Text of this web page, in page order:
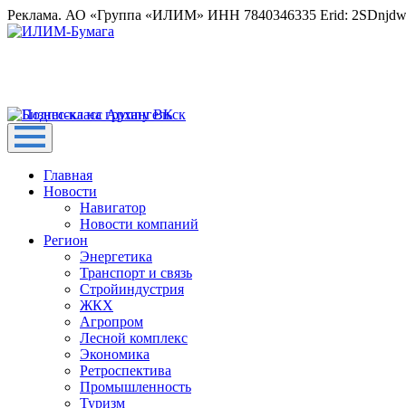
Реклама. АО «Группа «ИЛИМ» ИНН 7840346335 Erid:
Главная
Новости
Навигатор
Новости компаний
Регион
Энергетика
Транспорт и связь
Стройиндустрия
ЖКХ
Агропром
Лесной комплекс
Экономика
Ретроспектива
Промышленность
Туризм